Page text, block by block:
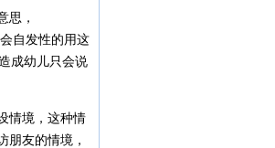
思，
自发性的用这
成幼儿只会说
情境，这种情
朋友的情境，